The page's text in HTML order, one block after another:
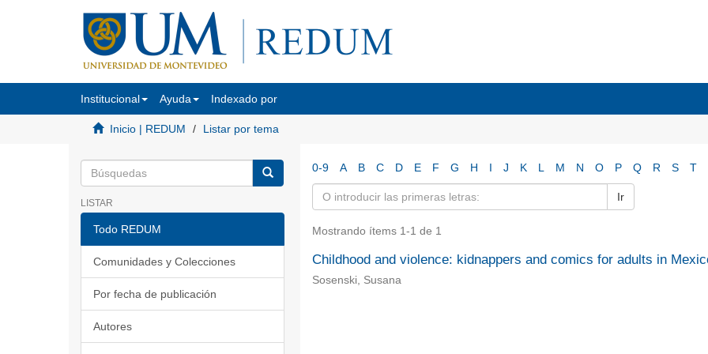
Institucional Ayuda Indexado por
Inicio | REDUM Listar por tema
LISTAR
Todo REDUM
Comunidades y Colecciones
Por fecha de publicación
Autores
0-9 A B C D E F G H I J K L M N O P Q R S T
Ir
Mostrando ítems 1-1 de 1
Childhood and violence: kidnappers and comics for adults in
Sosenski, Susana